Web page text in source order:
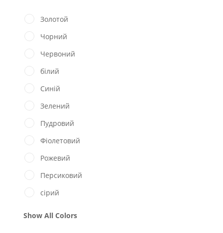
Золотой
Чорний
Червоний
білий
Синій
Зелений
Пудровий
Фіолетовий
Рожевий
Персиковий
сірий
Show All Colors